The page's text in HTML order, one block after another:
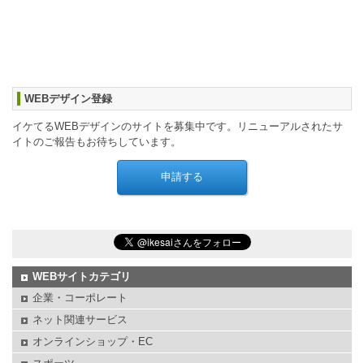
WEBデザイン登録
イケてるWEBデザインのサイトを募集中です。リニューアルされたサ
イトのご報告もお待ちしています。
WEBサイトカテゴリ
企業・コーポレート
ネット関連サービス
オンラインショップ・EC